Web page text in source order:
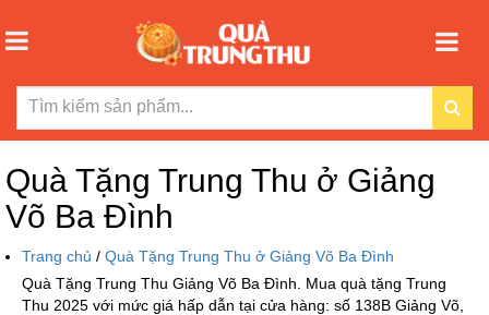
Quà Tặng Trung Thu ở Giảng
Võ Ba Đình
Trang chủ / Quà Tặng Trung Thu ở Giảng Võ Ba Đình
Quà Tặng Trung Thu Giảng Võ Ba Đình. Mua quà tặng Trung
Thu 2025 với mức giá hấp dẫn tại cửa hàng: số 138B Giảng Võ,